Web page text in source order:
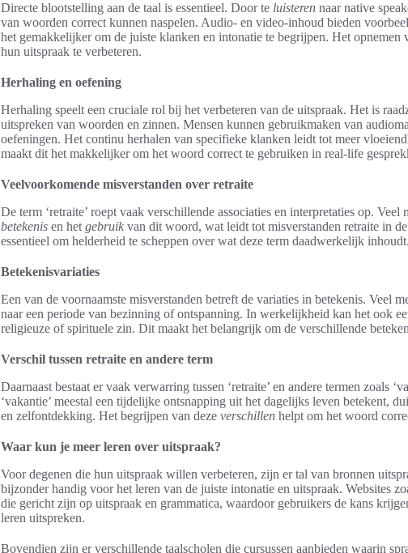
Directe blootstelling aan de taal is essentieel. Door te luisteren naar native
van woorden correct kunnen naspelen. Audio- en video-inhoud bieden
het gemakkelijker om de juiste klanken en intonatie te begrijpen. Het opnemen
hun uitspraak te verbeteren.
Herhaling en oefening
Herhaling speelt een cruciale rol bij het verbeteren van de uitspraak. Het is
uitspreken van woorden en zinnen. Mensen kunnen gebruikmaken van
oefeningen. Het continu herhalen van specifieke klanken leidt tot meer
maakt dit het makkelijker om het woord correct te gebruiken in real-life
Veelvoorkomende misverstanden over retraite
De term ‘retraite’ roept vaak verschillende associaties en interpretaties op. Veel
betekenis en het gebruik van dit woord, wat leidt tot misverstanden retraite in
essentieel om helderheid te scheppen over wat deze term daadwerkelijk inhoudt.
Betekenisvariaties
Een van de voornaamste misverstanden betreft de variaties in betekenis. Veel
naar een periode van bezinning of ontspanning. In werkelijkheid kan het ook
religieuze of spirituele zin. Dit maakt het belangrijk om de verschillende
Verschil tussen retraite en andere term
Daarnaast bestaat er vaak verwarring tussen ‘retraite’ en andere termen zoals
‘vakantie’ meestal een tijdelijke ontsnapping uit het dagelijks leven betekent,
en zelfontdekking. Het begrijpen van deze verschillen helpt om het woord
Waar kun je meer leren over uitspraak?
Voor degenen die hun uitspraak willen verbeteren, zijn er tal van bronnen
bijzonder handig voor het leren van de juiste intonatie en uitspraak. Websites
die gericht zijn op uitspraak en grammatica, waardoor gebruikers de kans
leren uitspreken.
Bovendien zijn er verschillende taalscholen die cursussen aanbieden waarin